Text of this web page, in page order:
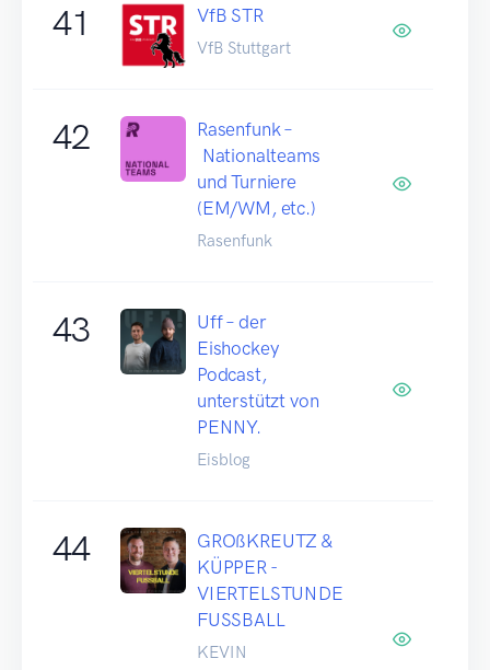
41 VfB STR
VfB Stuttgart
42
Rasenfunk –
Nationalteams
und Turniere
(EM/WM, etc.)
Rasenfunk
43
Uff – der
Eishockey
Podcast,
unterstützt von
PENNY.
Eisblog
44
GROßKREUTZ &
KÜPPER -
VIERTELSTUNDE
FUSSBALL
KEVIN